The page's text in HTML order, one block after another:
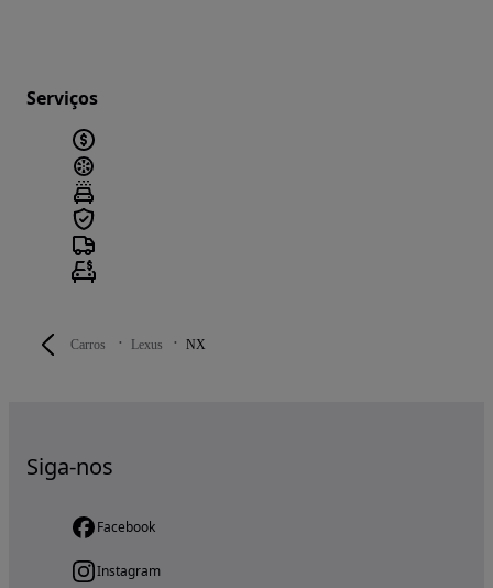
Carros Lexus NX
Serviços
Siga-nos
Facebook
Instagram